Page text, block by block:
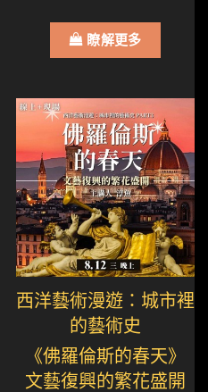
瞭解更多
西洋藝術漫遊：城市裡
的藝術史
《佛羅倫斯的春天》
文藝復興的繁花盛開